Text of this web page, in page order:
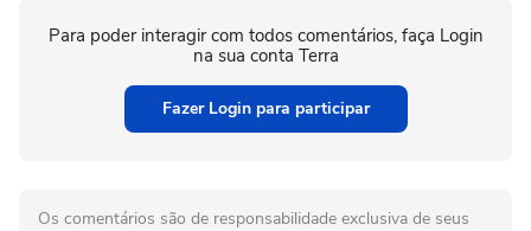
Para poder interagir com todos comentários, faça Login
na sua conta Terra
Fazer Login para participar
Os comentários são de responsabilidade exclusiva de seus